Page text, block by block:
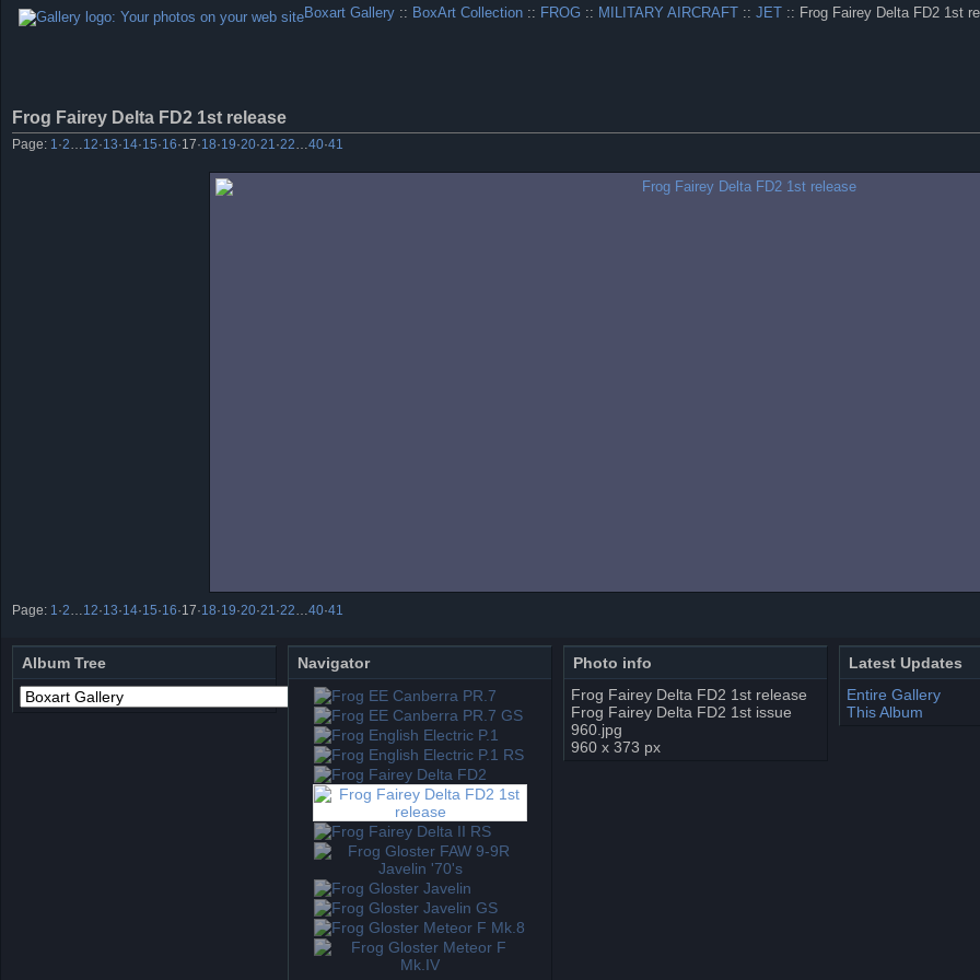
Boxart Gallery :: BoxArt Collection :: FROG :: MILITARY AIRCRAFT ::JET :: Frog Fairey Delta FD2 1st
Frog Fairey Delta FD2 1st release
Page: 1 ·2 12·13·14·15·16·17·18·19·20·21 ·22 40·41
Page: 1 ·2 12·13·14·15·16·17·18·19·20·21 ·22 40·41
Album Tree Navigator
Photo info
Frog Fairey Delta FD2 1st release
Frog Fairey Delta FD2 1st issue
960.jpg
960 x 373 px
Latest Updates
Entire Gallery
This Album